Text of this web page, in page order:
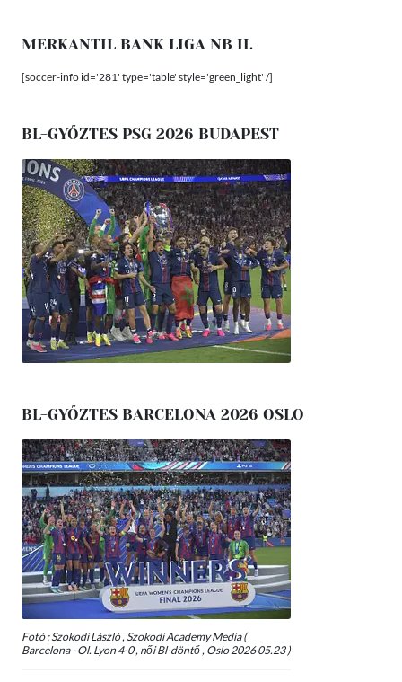
MERKANTIL BANK LIGA NB II.
[soccer-info id='281' type='table' style='green_light' /]
BL-GYŐZTES PSG 2026 BUDAPEST
BL-GYŐZTES BARCELONA 2026 OSLO
Fotó : Szokodi László , Szokodi Academy Media (
Barcelona - Ol. Lyon 4-0 , női Bl-döntő , Oslo 2026 05.23 )